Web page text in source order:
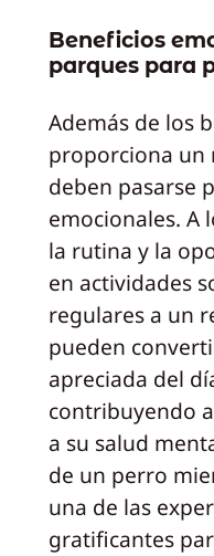
Beneficios
parques para
Además de los
proporciona un
deben pasarse
emocionales. A
la rutina y la
en actividades
regulares a un
pueden
apreciada del
contribuyendo
a su salud
de un perro
una de las
gratificantes